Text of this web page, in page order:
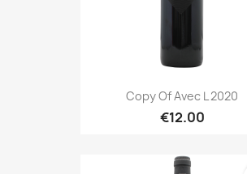
Copy Of Avec L 2020
€12.00